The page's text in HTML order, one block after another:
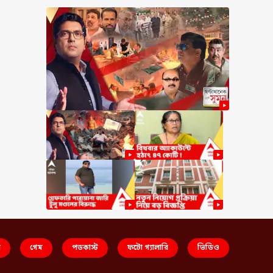
গেম পডকাস্ট ফটো গ্যালারি ভিডিও